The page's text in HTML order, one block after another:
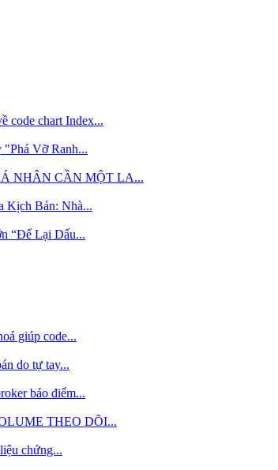
code chart Index...
Vỡ Ranh...
NHÂN CẦN MỘT LA...
Kịch Bản: Nhà...
“Để Lại Dấu...
giúp code...
do tự tay...
báo điểm...
THEO DÕI...
chứng...